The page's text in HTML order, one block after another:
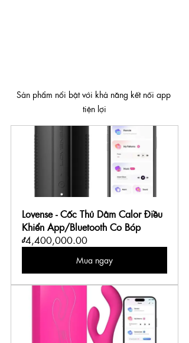
Sản phẩm nổi bật với khả năng kết nối app
tiện lợi
Lovense - Cốc Thủ Dâm Calor Điều
Khiển App/Bluetooth Co Bóp
₫4,400,000.00
Mua ngay